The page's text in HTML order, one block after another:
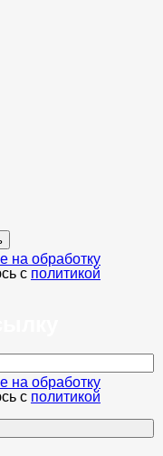
на обработку
с политикой
на обработку
с политикой